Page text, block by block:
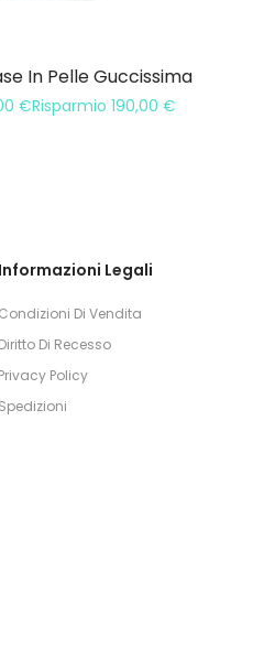
In Pelle Guccissima
€Risparmio 190,00 €
Informazioni Legali
Condizioni Di Vendita
Diritto Di Recesso
Privacy Policy
Spedizioni